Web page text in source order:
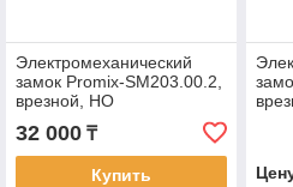
Электромеханический
замок Promix-SM203.00.2,
врезной, НО
32 000₸
Купить